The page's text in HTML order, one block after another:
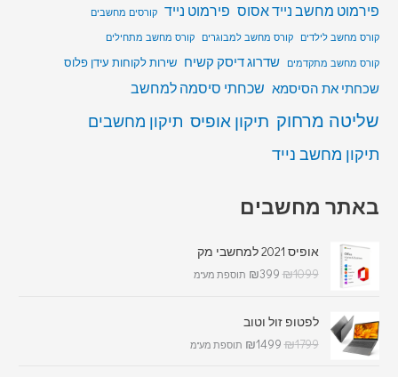
פירמוט מחשב נייד אסוס פירמוט נייד קורסים מחשבים
קורס מחשב לילדים
קורס מחשב למבוגרים
קורס מחשב מתחילים
קורס מחשב מתקדמים
שדרוג דיסק קשיח שירות לקוחות עידן פלוס
שכחתי את הסיסמא שכחתי סיסמה למחשב
שליטה מרחוק תיקון אופיס תיקון מחשבים
תיקון מחשב נייד
באתר מחשבים
אופיס 2021 למחשבי מק
₪1099
₪399 תוספת מע"מ
לפטופ זול וטוב
₪1799
₪1499 תוספת מע"מ